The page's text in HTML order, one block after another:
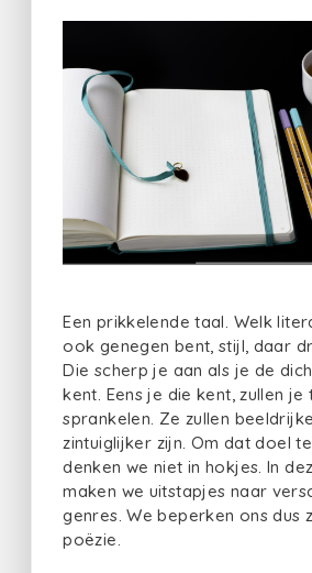
Een prikkelende taal. Welk
ook genegen bent, stijl, daar
Die scherp je aan als je de
kent. Eens je die kent, zullen je
sprankelen. Ze zullen
zintuiglijker zijn. Om dat doel
denken we niet in hokjes. In
maken we uitstapjes naar
genres. We beperken ons dus
poëzie.